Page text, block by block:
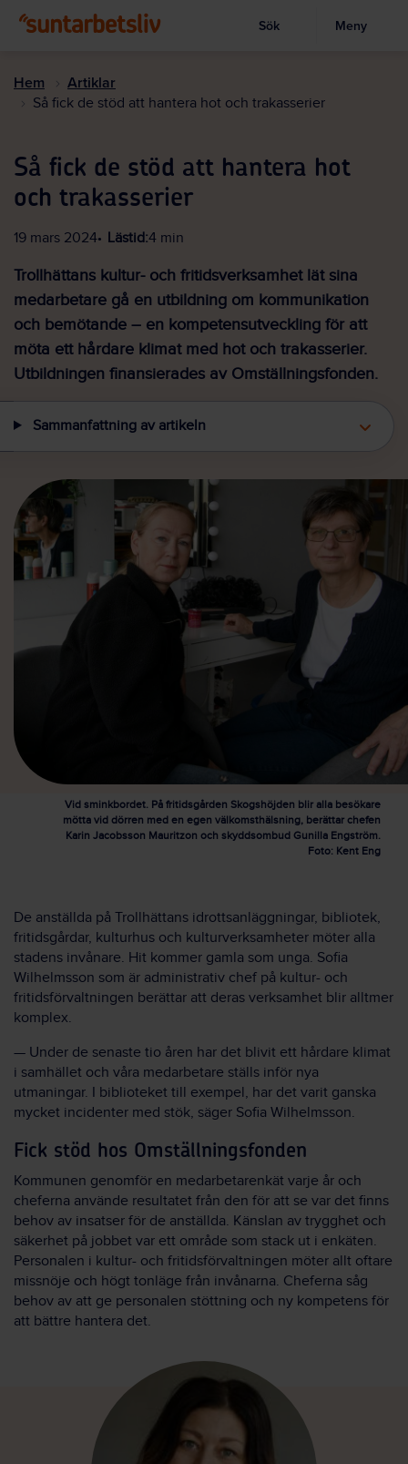
huvudinnehållet
Visa sökruta
Sök Meny
Hem Artiklar
Så fick de stöd att hantera hot och trakasserier
Så fick de stöd att hantera hot
och trakasserier
19 mars 2024 Lästid:4 min
Trollhättans kultur- och fritidsverksamhet lät sina
medarbetare gå en utbildning om kommunikation
och bemötande – en kompetensutveckling för att
möta ett hårdare klimat med hot och trakasserier.
Utbildningen finansierades av Omställningsfonden.
Sammanfattning av artikeln
Vid sminkbordet. På fritidsgården Skogshöjden blir alla besökare
mötta vid dörren med en egen välkomsthälsning, berättar chefen
Karin Jacobsson Mauritzon och skyddsombud Gunilla Engström.
Foto: Kent Eng
De anställda på Trollhättans idrottsanläggningar, bibliotek,
fritidsgårdar, kulturhus och kulturverksamheter möter alla
stadens invånare. Hit kommer gamla som unga. Sofia
Wilhelmsson som är administrativ chef på kultur- och
fritidsförvaltningen berättar att deras verksamhet blir alltmer
komplex.
— Under de senaste tio åren har det blivit ett hårdare klimat
i samhället och våra medarbetare ställs inför nya
utmaningar. I biblioteket till exempel, har det varit ganska
mycket incidenter med stök, säger Sofia Wilhelmsson.
Fick stöd hos Omställningsfonden
Kommunen genomför en medarbetarenkät varje år och
cheferna använde resultatet från den för att se var det finns
behov av insatser för de anställda. Känslan av trygghet och
säkerhet på jobbet var ett område som stack ut i enkäten.
Personalen i kultur- och fritidsförvaltningen möter allt oftare
missnöje och högt tonläge från invånarna. Cheferna såg
behov av att ge personalen stöttning och ny kompetens för
att bättre hantera det.